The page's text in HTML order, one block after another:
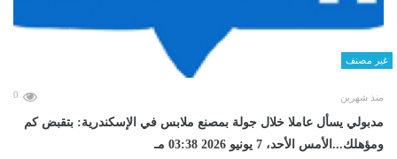
غير مصنف
منذ شهرين 0
مدبولي يسأل عاملا خلال جولة بمصنع ملابس في الإسكندرية: بتقبض كم
ومؤهلك...الأمس الأحد، 7 يونيو 2026 03:38 مـ